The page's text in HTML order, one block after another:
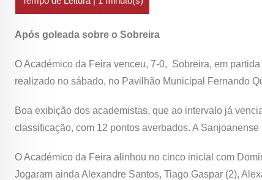
Após goleada sobre o Sobreira
O Académico da Feira venceu, 7-0, Sobreira, em
realizado no sábado, no Pavilhão Municipal Fernando
Boa exibição dos academistas, que ao intervalo já
classificação, com 12 pontos averbados. A
O Académico da Feira alinhou no cinco inicial com
Jogaram ainda Alexandre Santos, Tiago Gaspar (2),